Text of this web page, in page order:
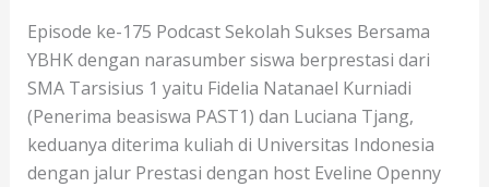
Episode ke-175 Podcast Sekolah Sukses Bersama
YBHK dengan narasumber siswa berprestasi dari
SMA Tarsisius 1 yaitu Fidelia Natanael Kurniadi
(Penerima beasiswa PAST1) dan Luciana Tjang,
keduanya diterima kuliah di Universitas Indonesia
dengan jalur Prestasi dengan host Eveline Openny